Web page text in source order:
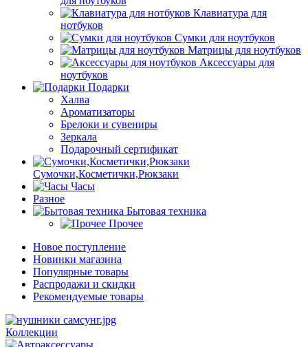
Клавиатура для
нотбуков
Сумки для ноутбуков
Матрицы для ноутбуков
Аксессуары для
ноутбуков
Подарки
Халва
Ароматизаторы
Брелоки и сувениры
Зеркала
Подарочный сертификат
Сумочки,Косметички,Рюкзаки
Часы
Разное
Бытовая техника
Прочее
Новое поступление
Новинки магазина
Популярные товары
Распродажи и скидки
Рекомендуемые товары
Коллекции